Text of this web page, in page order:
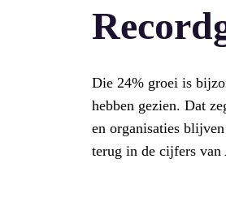
Die 24% groei is
hebben gezien. Dat
en organisaties
terug in de cijfers van